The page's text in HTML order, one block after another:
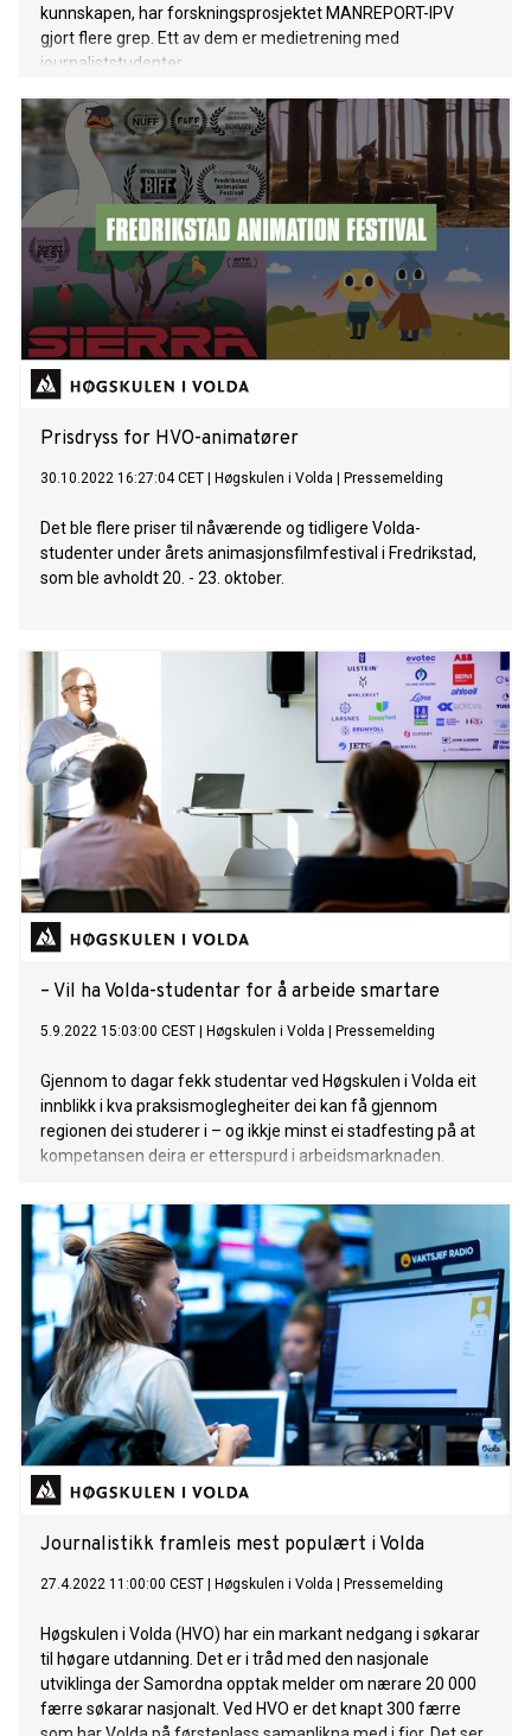
kunnskapen, har forskningsprosjektet MANREPORT-IPV
gjort flere grep. Ett av dem er medietrening med
journaliststudenter.
Prisdryss for HVO-animatører
30.10.2022 16:27:04 CET Høgskulen i Volda Pressemelding
Det ble flere priser til nåværende og tidligere Volda-
studenter under årets animasjonsfilmfestival i Fredrikstad,
som ble avholdt 20. - 23. oktober.
– Vil ha Volda-studentar for å arbeide smartare
5.9.2022 15:03:00 CEST Høgskulen i Volda Pressemelding
Gjennom to dagar fekk studentar ved Høgskulen i Volda eit
innblikk i kva praksismoglegheiter dei kan få gjennom
regionen dei studerer i – og ikkje minst ei stadfesting på at
kompetansen deira er etterspurd i arbeidsmarknaden.
Journalistikk framleis mest populært i Volda
27.4.2022 11:00:00 CEST Høgskulen i Volda Pressemelding
Høgskulen i Volda (HVO) har ein markant nedgang i søkarar
til høgare utdanning. Det er i tråd med den nasjonale
utviklinga der Samordna opptak melder om nærare 20 000
færre søkarar nasjonalt. Ved HVO er det knapt 300 færre